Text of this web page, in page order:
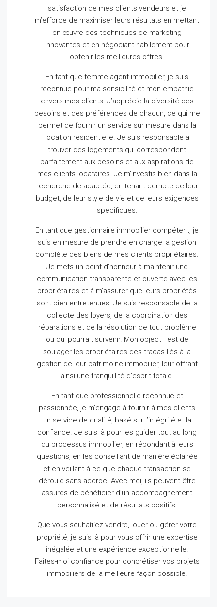
satisfaction de mes clients vendeurs et je
m’efforce de maximiser leurs résultats en mettant
en œuvre des techniques de marketing
innovantes et en négociant habilement pour
obtenir les meilleures offres.
En tant que femme agent immobilier, je suis
reconnue pour ma sensibilité et mon empathie
envers mes clients. J’apprécie la diversité des
besoins et des préférences de chacun, ce qui me
permet de fournir un service sur mesure dans la
location résidentielle. Je suis responsable à
trouver des logements qui correspondent
parfaitement aux besoins et aux aspirations de
mes clients locataires. Je m’investis bien dans la
recherche de adaptée, en tenant compte de leur
budget, de leur style de vie et de leurs exigences
spécifiques.
En tant que gestionnaire immobilier compétent, je
suis en mesure de prendre en charge la gestion
complète des biens de mes clients propriétaires.
Je mets un point d’honneur à maintenir une
communication transparente et ouverte avec les
propriétaires et à m’assurer que leurs propriétés
sont bien entretenues. Je suis responsable de la
collecte des loyers, de la coordination des
réparations et de la résolution de tout problème
ou qui pourrait survenir. Mon objectif est de
soulager les propriétaires des tracas liés à la
gestion de leur patrimoine immobilier, leur offrant
ainsi une tranquillité d’esprit totale.
En tant que professionnelle reconnue et
passionnée, je m’engage à fournir à mes clients
un service de qualité, basé sur l’intégrité et la
confiance.Je suis là pour les guider tout au long
du processus immobilier, en répondant à leurs
questions, en les conseillant de manière éclairée
et en veillant à ce que chaque transaction se
déroule sans accroc. Avec moi, ils peuvent être
assurés de bénéficier d’un accompagnement
personnalisé et de résultats positifs.
Que vous souhaitiez vendre, louer ou gérer votre
propriété, je suis là pour vous offrir une expertise
inégalée et une expérience exceptionnelle.
Faites-moi confiance pour concrétiser vos projets
immobiliers de la meilleure façon possible.